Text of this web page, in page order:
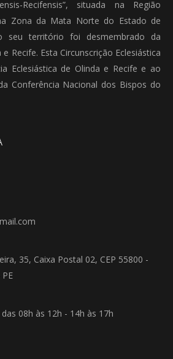
Recifensis”, situada na Região
Zona da Mata Norte do Estado de
seu território foi desmembrado da
Recife. Esta Circunscrição Eclesiástica
Eclesiástica de Olinda e Recife e ao
Conferência Nacional dos Bispos do
35, Caixa Postal 02, CEP 55800 -
08h às 12h - 14h às 17h